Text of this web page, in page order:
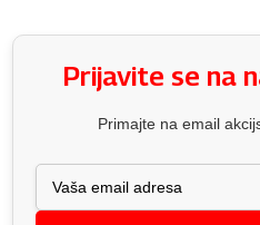
Prijavite se na
Primajte na email